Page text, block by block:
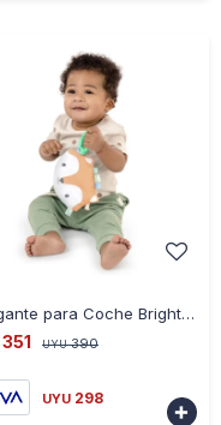
Colgante para Coche Bright Starts Crinklet Kitt
351 UYU 390
UYU 298
